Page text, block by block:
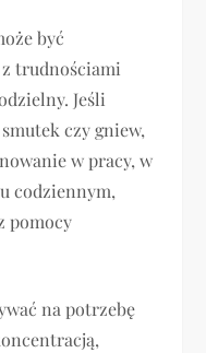
być
trudnościami
Jeśli
czy gniew,
w pracy, w
codziennym,
pomocy
na potrzebę